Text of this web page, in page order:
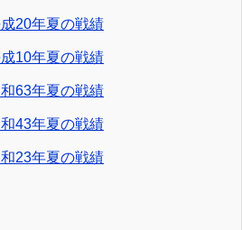
20年夏の戦績
10年夏の戦績
63年夏の戦績
43年夏の戦績
23年夏の戦績